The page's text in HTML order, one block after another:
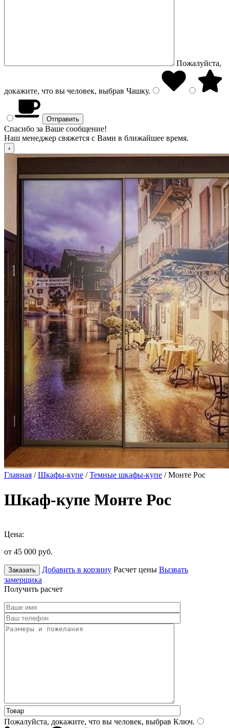
Пожалуйста,
докажите, что вы человек, выбрав Чашку.
Спасибо за Ваше сообщение!
Наш менеджер свяжется с Вами в ближайшее время.
Главная /Шкафы-купе /Темные шкафы-купе / Монте Рос
Шкаф-купе Монте Рос
Цена:
от 45 000 руб.
Заказать Добавить в корзину Расчет цены Вызвать
замерщика
Получить расчет
Пожалуйста, докажите, что вы человек, выбрав Ключ.